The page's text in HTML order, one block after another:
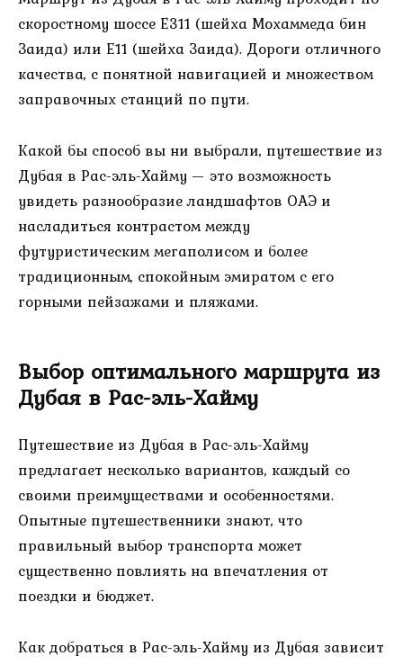
скоростному шоссе E311 (шейха Мохаммеда бин
Заида) или E11 (шейха Заида). Дороги отличного
качества, с понятной навигацией и множеством
заправочных станций по пути.
Какой бы способ вы ни выбрали, путешествие из
Дубая в Рас-эль-Хайму — это возможность
увидеть разнообразие ландшафтов ОАЭ и
насладиться контрастом между
футуристическим мегаполисом и более
традиционным, спокойным эмиратом с его
горными пейзажами и пляжами.
Выбор оптимального маршрута из
Дубая в Рас-эль-Хайму
Путешествие из Дубая в Рас-эль-Хайму
предлагает несколько вариантов, каждый со
своими преимуществами и особенностями.
Опытные путешественники знают, что
правильный выбор транспорта может
существенно повлиять на впечатления от
поездки и бюджет.
Как добраться в Рас-эль-Хайму из Дубая зависит